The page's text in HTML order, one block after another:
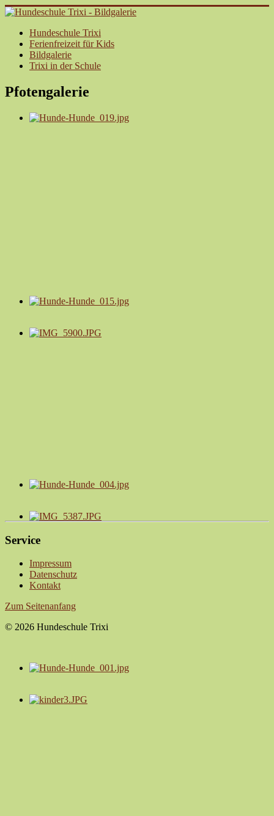
Hundeschule Trixi
Ferienfreizeit für Kids
Bildgalerie
Trixi in der Schule
Pfotengalerie
Service
Impressum
Datenschutz
Kontakt
Zum Seitenanfang
© 2026 Hundeschule Trixi